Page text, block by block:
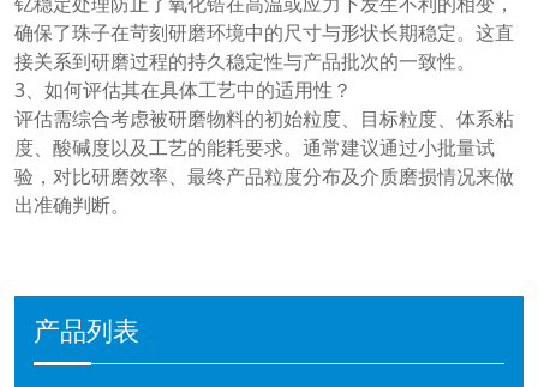
产品列表
确保了珠子在苛刻研磨环境中的尺寸与形状长期稳定。这直
接关系到研磨过程的持久稳定性与产品批次的一致性。
3、如何评估其在具体工艺中的适用性？
评估需综合考虑被研磨物料的初始粒度、目标粒度、体系粘
度、酸碱度以及工艺的能耗要求。通常建议通过小批量试
验，对比研磨效率、最终产品粒度分布及介质磨损情况来做
出准确判断。